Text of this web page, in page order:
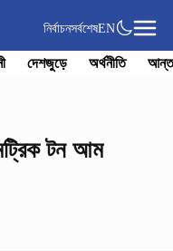
নির্বাচনসর্বশেষEN
দেশজুড়ে অর্থনীতি
টন আম